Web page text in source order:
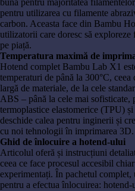
bună pentru majoritatea
pentru utilizarea cu filamente
carbon. Aceasta face din Bambu
utilizatorii care doresc să
pe piață.
Temperatura maximă de
Hotend complet Bambu Lab X1
temperaturi de până la 300°C,
largă de materiale, de la cele
ABS – până la cele mai sofisticate,
termoplastice elastomerice (TPU)
deschide calea pentru inginerii și
cu noi tehnologii în imprimarea 3D.
Ghid de înlocuire a hotend-ului
Articolul oferă și instrucțiuni
ceea ce face procesul accesibil
experimentați. În pachetul
pentru a efectua înlocuirea: